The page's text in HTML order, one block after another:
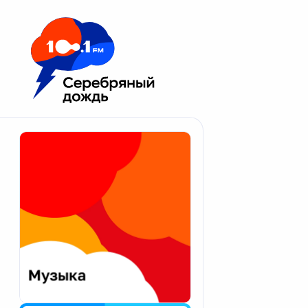
Москва 100.1 FM
Апатиты
Екатеринбург
Калининград
Калуга